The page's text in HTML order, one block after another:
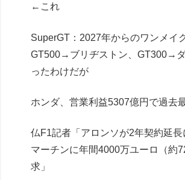
←これ
SuperGT：2027年からのワンメイ
GT500→ブリヂストン、GT300→
ったわけだが
ホンダ、営業利益5307億円で過去
仏F1記者「アロンソが2年契約延
マーチンに年間4000万ユーロ（約
求」